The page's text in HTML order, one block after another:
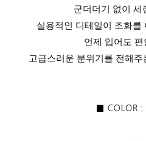
군더더기 없이 세
실용적인 디테일이 조화를
언제 입어도 편
고급스러운 분위기를 전해